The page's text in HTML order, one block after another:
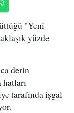
"Yeni
yüzde
derin
tarafında işgal